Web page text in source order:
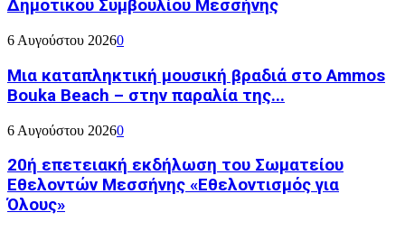
Δημοτικού Συμβουλίου Μεσσήνης
6 Αυγούστου 20260
Μια καταπληκτική μουσική βραδιά στο Ammos
Bouka Beach – στην παραλία της...
6 Αυγούστου 20260
20ή επετειακή εκδήλωση του Σωματείου
Εθελοντών Μεσσήνης «Εθελοντισμός για
Όλους»